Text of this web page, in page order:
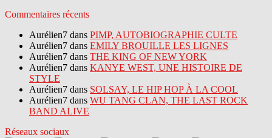
Commentaires récents
Aurélien7 dans PIMP, AUTOBIOGRAPHIE CULTE
Aurélien7 dans EMILY BROUILLE LES LIGNES
Aurélien7 dans THE KING OF NEW YORK
Aurélien7 dans KANYE WEST, UNE HISTOIRE DE
STYLE
Aurélien7 dans SOLSAY, LE HIP HOP À LA COOL
Aurélien7 dans WU TANG CLAN, THE LAST ROCK
BAND ALIVE
Réseaux sociaux